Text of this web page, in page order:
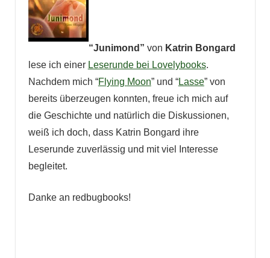
“Junimond” von Katrin Bongard
lese ich einer Leserunde bei Lovelybooks.
Nachdem mich “Flying Moon” und “Lasse” von
bereits überzeugen konnten, freue ich mich auf
die Geschichte und natürlich die Diskussionen,
weiß ich doch, dass Katrin Bongard ihre
Leserunde zuverlässig und mit viel Interesse
begleitet.
Danke an redbugbooks!